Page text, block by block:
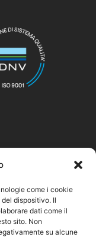
come i cookie
dispositivo. Il
dati come il
sito. Non
su alcune